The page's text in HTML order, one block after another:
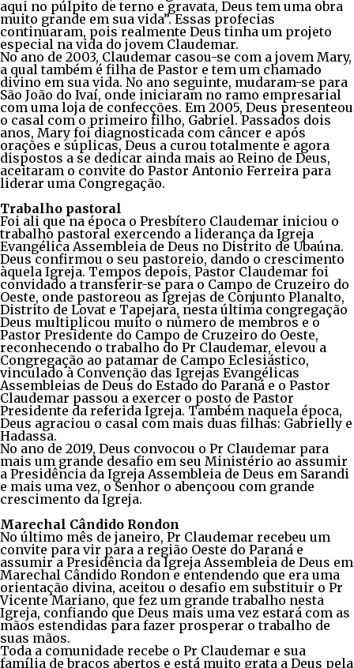
aqui no púlpito de terno e gravata, Deus tem uma obra
muito grande em sua vida”. Essas profecias
continuaram, pois realmente Deus tinha um projeto
especial na vida do jovem Claudemar.
No ano de 2003, Claudemar casou-se com a jovem Mary,
a qual também é filha de Pastor e tem um chamado
divino em sua vida. No ano seguinte, mudaram-se para
São João do Ivaí, onde iniciaram no ramo empresarial
com uma loja de confecções. Em 2005, Deus presenteou
o casal com o primeiro filho, Gabriel. Passados dois
anos, Mary foi diagnosticada com câncer e após
orações e súplicas, Deus a curou totalmente e agora
dispostos a se dedicar ainda mais ao Reino de Deus,
aceitaram o convite do Pastor Antonio Ferreira para
liderar uma Congregação.
Trabalho pastoral
Foi ali que na época o Presbítero Claudemar iniciou o
trabalho pastoral exercendo a liderança da Igreja
Evangélica Assembleia de Deus no Distrito de Ubaúna.
Deus confirmou o seu pastoreio, dando o crescimento
àquela Igreja. Tempos depois, Pastor Claudemar foi
convidado a transferir-se para o Campo de Cruzeiro do
Oeste, onde pastoreou as Igrejas de Conjunto Planalto,
Distrito de Lovat e Tapejara, nesta última congregação
Deus multiplicou muito o número de membros e o
Pastor Presidente do Campo de Cruzeiro do Oeste,
reconhecendo o trabalho do Pr Claudemar, elevou a
Congregação ao patamar de Campo Eclesiástico,
vinculado à Convenção das Igrejas Evangélicas
Assembleias de Deus do Estado do Paraná e o Pastor
Claudemar passou a exercer o posto de Pastor
Presidente da referida Igreja. Também naquela época,
Deus agraciou o casal com mais duas filhas: Gabrielly e
Hadassa.
No ano de 2019, Deus convocou o Pr Claudemar para
mais um grande desafio em seu Ministério ao assumir
a Presidência da Igreja Assembleia de Deus em Sarandi
e mais uma vez, o Senhor o abençoou com grande
crescimento da Igreja.
Marechal Cândido Rondon
No último mês de janeiro, Pr Claudemar recebeu um
convite para vir para a região Oeste do Paraná e
assumir a Presidência da Igreja Assembleia de Deus em
Marechal Cândido Rondon e entendendo que era uma
orientação divina, aceitou o desafio em substituir o Pr
Vicente Mariano, que fez um grande trabalho nesta
Igreja, confiando que Deus mais uma vez estará com as
mãos estendidas para fazer prosperar o trabalho de
suas mãos.
Toda a comunidade recebe o Pr Claudemar e sua
família de braços abertos e está muito grata a Deus pela